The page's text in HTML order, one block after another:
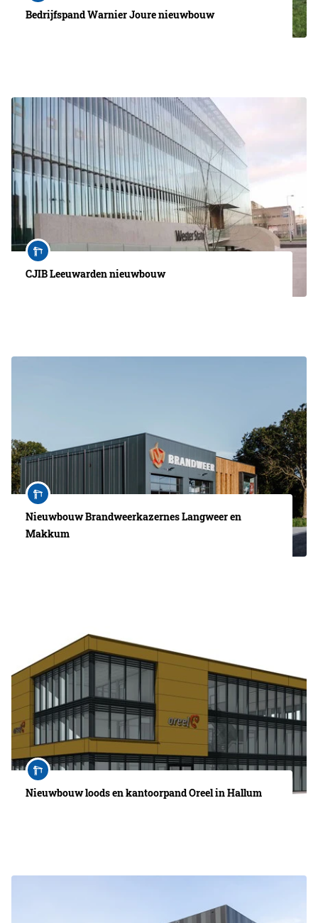
Bedrijfspand Warnier Joure nieuwbouw
CJIB Leeuwarden nieuwbouw
Nieuwbouw Brandweerkazernes Langweer en
Makkum
Nieuwbouw loods en kantoorpand Oreel in Hallum